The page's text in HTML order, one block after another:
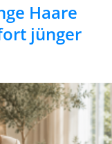
Haare
jünger